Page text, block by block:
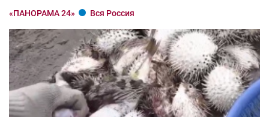
«ПАНОРАМА 24» Вся Россия